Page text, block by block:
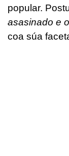
popular.
asasinado e
coa súa